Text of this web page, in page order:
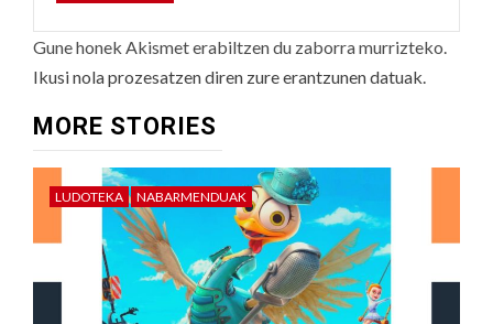
Gune honek Akismet erabiltzen du zaborra murrizteko.
Ikusi nola prozesatzen diren zure erantzunen datuak.
MORE STORIES
LUDOTEKA NABARMENDUAK